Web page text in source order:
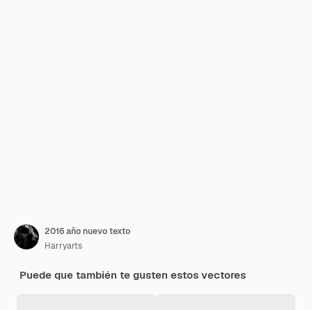
2016 año nuevo texto
Harryarts
Puede que también te gusten estos vectores